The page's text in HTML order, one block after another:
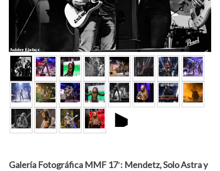
►
Galería Fotográfica MMF 17′: Mendetz, Solo Astra y